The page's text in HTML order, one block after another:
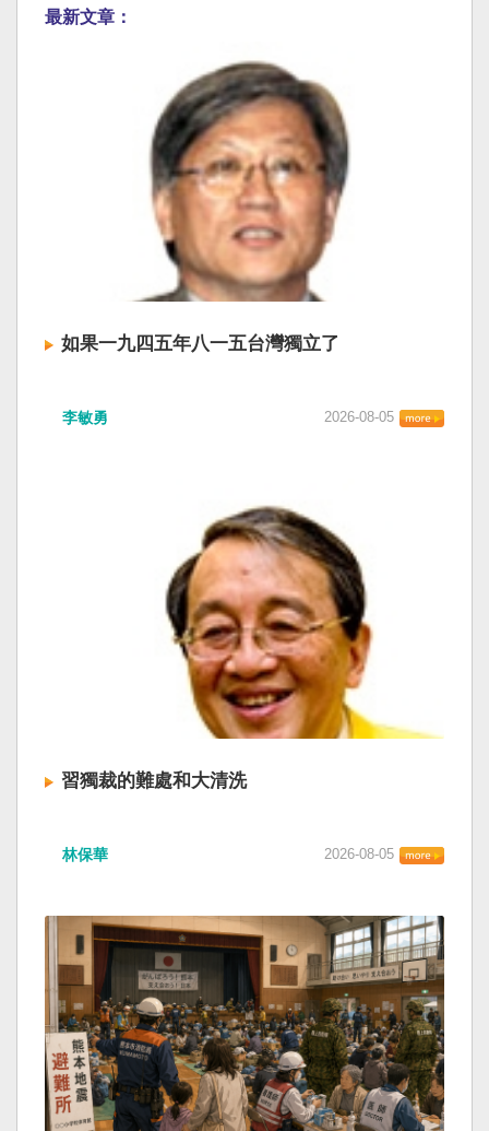
最新文章：
如果一九四五年八一五台灣獨立了
李敏勇 2026-08-05
習獨裁的難處和大清洗
林保華 2026-08-05